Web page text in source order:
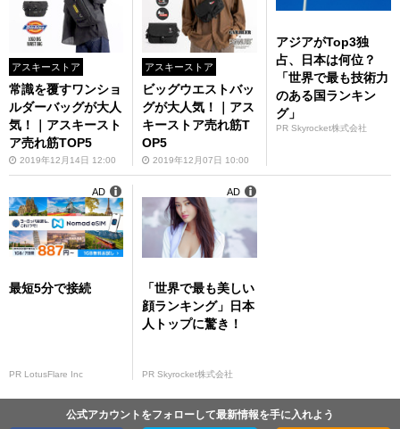
アスキーストア
常識を覆すワンショ
ルダーバッグが大人
気！｜アスキースト
ア売れ筋TOP5
2019年12月14日 12:00
アスキーストア
ビッグウエストバッ
グが大人気！｜アス
キーストア売れ筋T
OP5
2019年12月07日 10:00
アジアがTop3独
占、日本は何位？
「世界で最も技術力
のある国ランキン
グ」
PR Skyrocket株式会社
最短5分で接続
PR LotusFlare Inc
AD
「世界で最も美しい
顔ランキング」日本
人トップに驚き！
PR Skyrocket株式会社
AD
公式アカウントをフォローして最新情報を手に入れよう